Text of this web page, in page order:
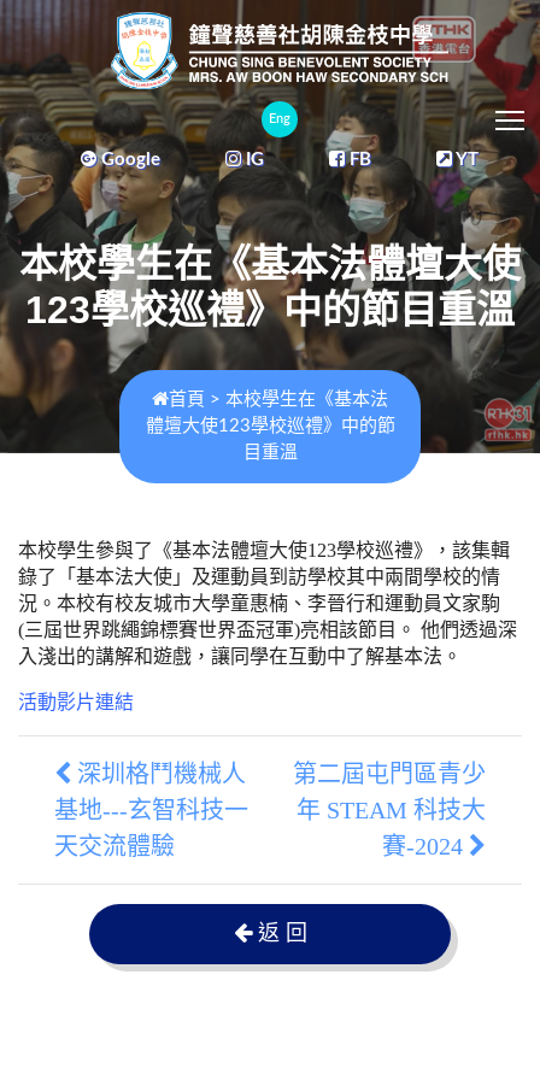
Eng
Google IG FB YT
本校學生在《基本法體壇大使
123學校巡禮》中的節目重溫
首頁 > 本校學生在《基本法
體壇大使123學校巡禮》中的節
目重溫
本校學生參與了《基本法體壇大使123學校巡禮》，該集輯
錄了「基本法大使」及運動員到訪學校其中兩間學校的情
況。本校有校友城市大學童惠楠、李晉行和運動員文家駒
(三屆世界跳繩錦標賽世界盃冠軍)亮相該節目。 他們透過深
入淺出的講解和遊戲，讓同學在互動中了解基本法。
活動影片連結
深圳格鬥機械人
基地---玄智科技一
天交流體驗
第二屆屯門區青少
年 STEAM 科技大
賽-2024
返 回